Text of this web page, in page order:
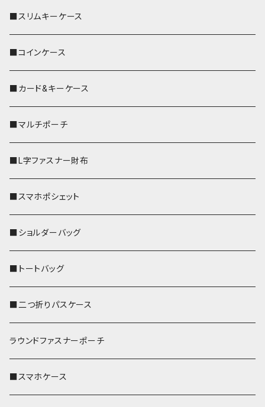
■スリムキーケース
■コインケース
■カード&キーケース
■マルチポーチ
■L字ファスナー財布
■スマホポシェット
■ショルダーバッグ
■トートバッグ
■二つ折りパスケース
ラウンドファスナーポーチ
■スマホケース